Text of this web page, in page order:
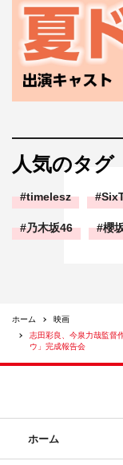
人気のタグ
timelesz
乃木坂46 櫻
ホーム
映画
志田彩良、今泉力哉監督
ウ」完成報告会
ホーム